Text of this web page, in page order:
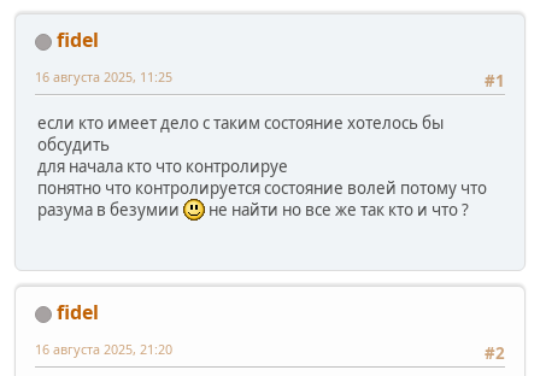
fidel
#1
16 августа 2025, 11:25
если кто имеет дело с таким состояние хотелось бы
обсудить
для начала кто что контролируе
понятно что контролируется состояние волей потому что
разума в безумии
не найти но все же так кто и что ?
fidel
#2
16 августа 2025, 21:20